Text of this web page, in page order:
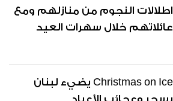
اطلالات النجوم من منازلهم ومع
عائلاتهم خلال سهرات العيد
Christmas on Ice يضيء لبنان